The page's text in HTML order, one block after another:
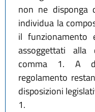
non ne disponga
individua la
il funzionamento
assoggettati alla
comma 1. A
regolamento
disposizioni
1.